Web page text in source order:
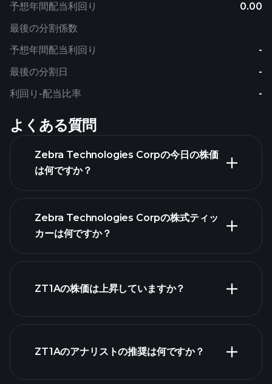
予想年間配当利回り 0.00
予想年間配当利回り -
利回り-配当比率 -
最後の分割係数
最後の分割日 -
よくある質問
Zebra Technologies Corpの今日の株価
は何ですか？
詳細チャート
Zebra Technologies Corpの株式ティッ
カーは何ですか？
ZT1Aの株価は上昇していますか？
ZT1Aチャート
ZT1Aのアナリストの推奨は何ですか？